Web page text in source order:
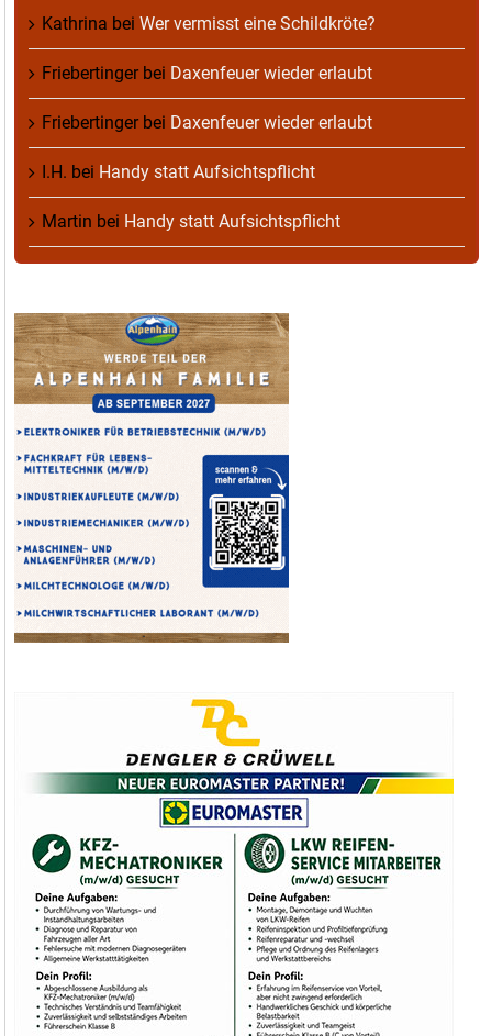
Kathrina bei Wer vermisst eine Schildkröte?
Friebertingerbei Daxenfeuer wieder erlaubt
Friebertingerbei Daxenfeuer wieder erlaubt
I.H. bei Handy statt Aufsichtspflicht
Martin bei Handy statt Aufsichtspflicht